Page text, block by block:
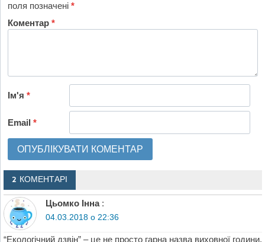
поля позначені*
Коментар*
Ім'я*
Email*
2 КОМЕНТАРІ
Цьомко Інна :
04.03.2018 о 22:36
“Екологічний дзвін” – це не просто гарна назва виховної години,